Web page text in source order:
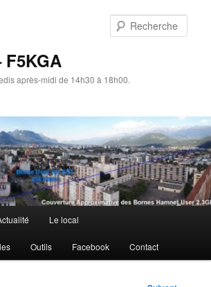
F5KGA
après-midi de 14h30 à 18h00.
Le local
Outils Facebook Contact